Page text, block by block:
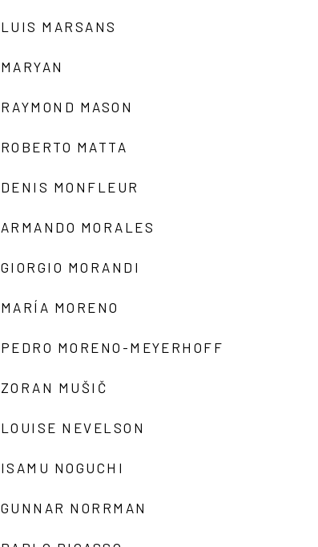
LUIS MARSANS
MARYAN
RAYMOND MASON
ROBERTO MATTA
DENIS MONFLEUR
ARMANDO MORALES
GIORGIO MORANDI
MARÍA MORENO
PEDRO MORENO-MEYERHOFF
ZORAN MUŠIČ
LOUISE NEVELSON
ISAMU NOGUCHI
GUNNAR NORRMAN